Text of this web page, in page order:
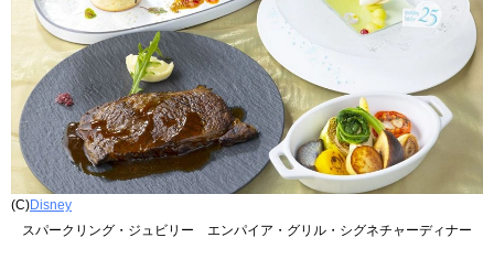
(C)Disney
スパークリング・ジュビリー エンパイア・グリル・シグネチャーディナー